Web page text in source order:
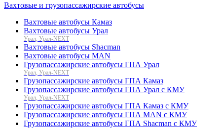
Вахтовые и грузопассажирские автобусы
Вахтовые автобусы Камаз
Вахтовые автобусы Урал
Урал, Урал-NEXT
Вахтовые автобусы Shacman
Вахтовые автобусы MAN
Грузопассажирские автобусы ГПА Урал
Урал, Урал-NEXT
Грузопассажирские автобусы ГПА Камаз
Грузопассажирские автобусы ГПА Урал с КМУ
Урал, Урал-NEXT
Грузопассажирские автобусы ГПА Камаз с КМУ
Грузопассажирские автобусы ГПА MAN с КМУ
Грузопассажирские автобусы ГПА Shacman с КМУ